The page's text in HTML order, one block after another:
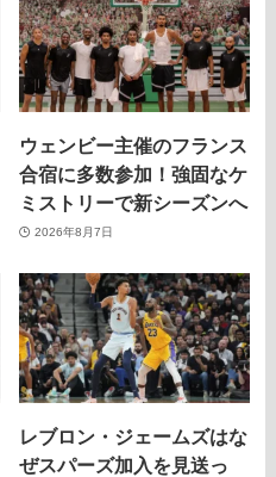
ウェンビー主催のフランス
合宿に多数参加！強固なケ
ミストリーで新シーズンへ
2026年8月7日
レブロン・ジェームズはな
ぜスパーズ加入を見送っ